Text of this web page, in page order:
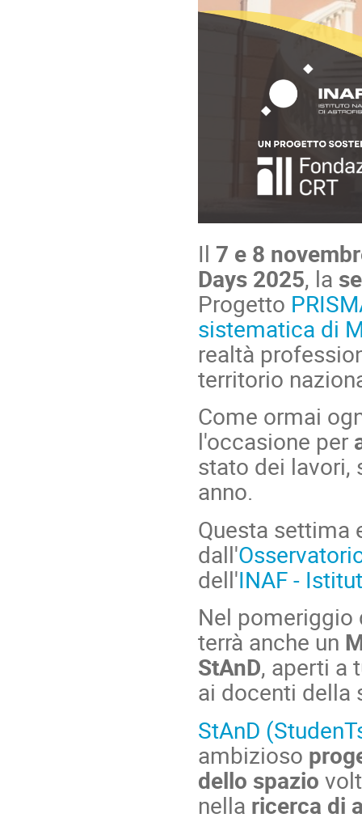
Il 7 e 8
Days 2025, la
Progetto
sistematica di
realtà
territorio
Come ormai
l'occasione per
stato dei lavori,
anno.
Questa settima
dall'
dell'INAF -
Nel pomeriggio
terrà anche un
StAnD, aperti a
ai docenti della
StAnD
ambizioso
dello spazio
nella ricerca di